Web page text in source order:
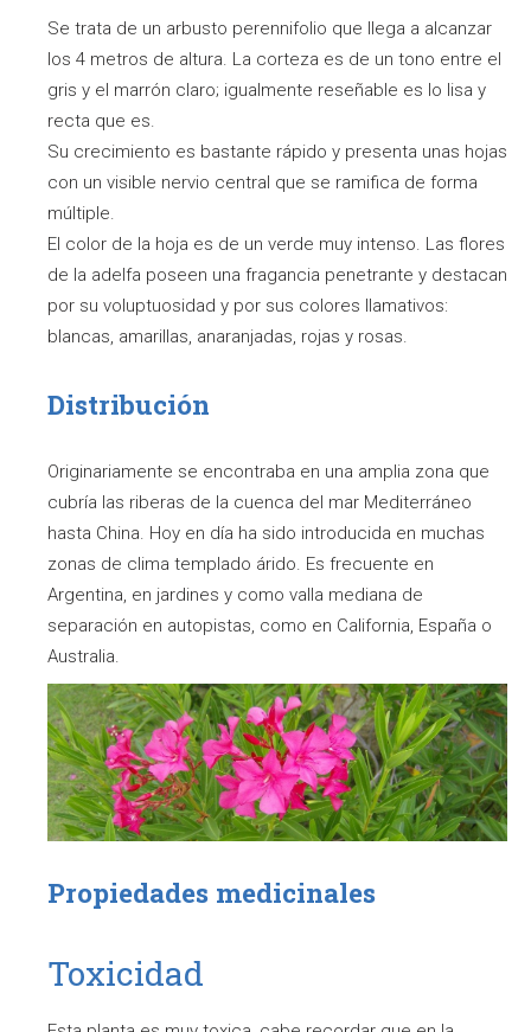
Se trata de un arbusto perennifolio que llega a alcanzar
los 4 metros de altura. La corteza es de un tono entre el
gris y el marrón claro; igualmente reseñable es lo lisa y
recta que es.
Su crecimiento es bastante rápido y presenta unas hojas
con un visible nervio central que se ramifica de forma
múltiple.
El color de la hoja es de un verde muy intenso. Las flores
de la adelfa poseen una fragancia penetrante y destacan
por su voluptuosidad y por sus colores llamativos:
blancas, amarillas, anaranjadas, rojas y rosas.
Distribución
Originariamente se encontraba en una amplia zona que
cubría las riberas de la cuenca del mar Mediterráneo
hasta China. Hoy en día ha sido introducida en muchas
zonas de clima templado árido. Es frecuente en
Argentina, en jardines y como valla mediana de
separación en autopistas, como en California, España o
Australia.
Propiedades medicinales
Toxicidad